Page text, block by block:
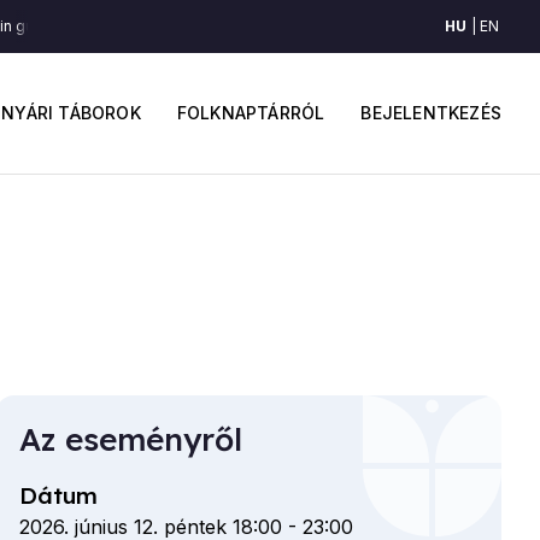
fiók
menüje
BEJELENTKEZÉS
NYÁRI TÁBOROK FOLKNAPTÁRRÓL
şurii (Radnót környéke) învârtita din gura şurii (Radnót környéke)
HU EN
Az eseményről
Dátum
2026. június 12. péntek 18:00 - 23:00